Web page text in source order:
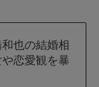
和也の結婚相
恋愛観を暴